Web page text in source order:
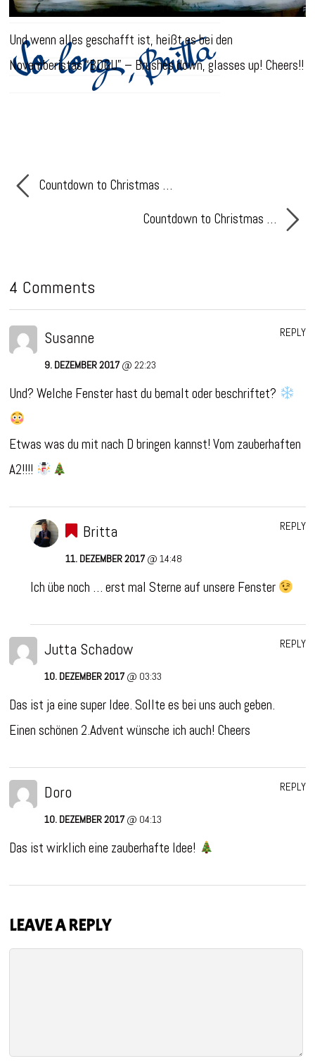
Und wenn alles geschafft ist, heißt es bei den
Novemberistas “BDGU” – Brushes down, glasses up! Cheers!!
Countdown to Christmas …
Countdown to Christmas …
4 Comments
Susanne
9. DEZEMBER 2017@ 22:23
Und? Welche Fenster hast du bemalt oder beschriftet?
Etwas was du mit nach D bringen kannst! Vom zauberhaften
A2!!!!
REPLY
Britta
11. DEZEMBER 2017@ 14:48
Ich übe noch … erst mal Sterne auf unsere Fenster
REPLY
Jutta Schadow
10. DEZEMBER 2017@ 03:33
Das ist ja eine super Idee. Sollte es bei uns auch geben.
Einen schönen 2.Advent wünsche ich auch! Cheers
REPLY
Doro
10. DEZEMBER 2017@ 04:13
Das ist wirklich eine zauberhafte Idee!
REPLY
LEAVE A REPLY